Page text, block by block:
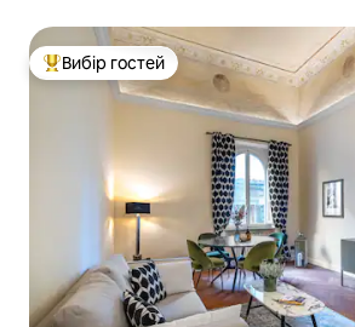
Топ вибір гостей
Вибір гостей